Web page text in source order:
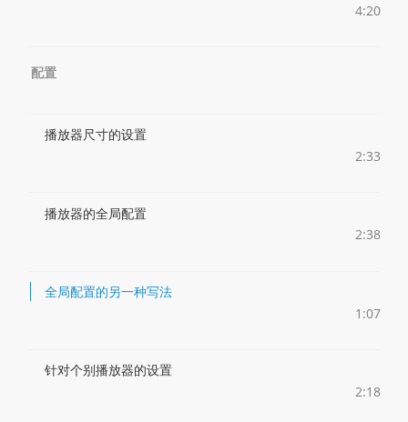
4:20
配置
播放器尺寸的设置
2:33
播放器的全局配置
2:38
全局配置的另一种写法
1:07
针对个别播放器的设置
2:18